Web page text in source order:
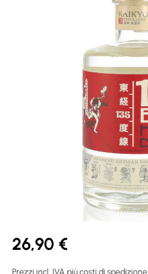
26,90 €
Prezzi incl. IVA più costi di spedizione